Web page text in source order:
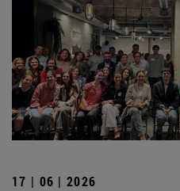
17 | 06 | 2026